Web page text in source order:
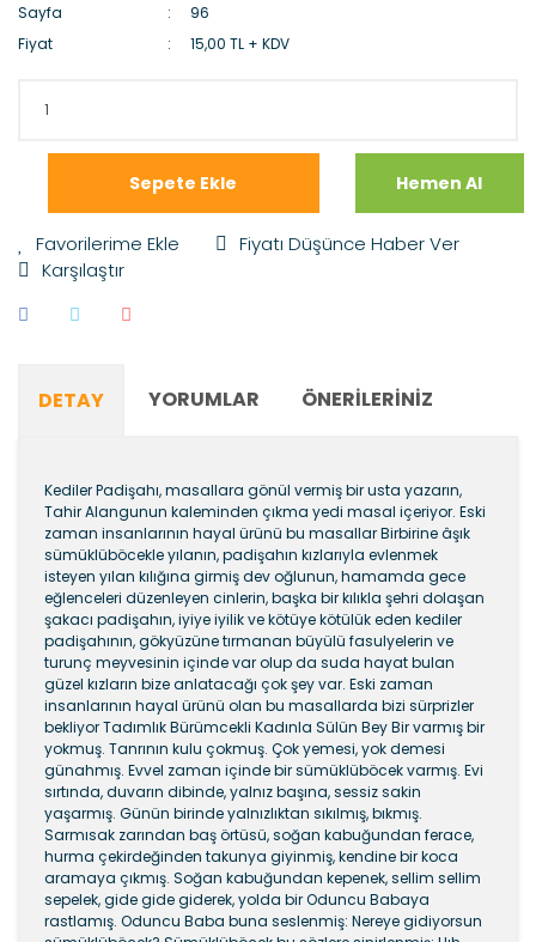
Sayfa
96
Fiyat
15,00 TL + KDV
Sepete Ekle Hemen Al
Fiyatı Düşünce Haber Ver
Karşılaştır
DETAY YORUMLAR ÖNERILERINIZ
Kediler Padişahı, masallara gönül vermiş bir usta yazarın,
Tahir Alangunun kaleminden çıkma yedi masal içeriyor. Eski
zaman insanlarının hayal ürünü bu masallar Birbirine âşık
sümüklüböcekle yılanın, padişahın kızlarıyla evlenmek
isteyen yılan kılığına girmiş dev oğlunun, hamamda gece
eğlenceleri düzenleyen cinlerin, başka bir kılıkla şehri dolaşan
şakacı padişahın, iyiye iyilik ve kötüye kötülük eden kediler
padişahının, gökyüzüne tırmanan büyülü fasulyelerin ve
turunç meyvesinin içinde var olup da suda hayat bulan
güzel kızların bize anlatacağı çok şey var. Eski zaman
insanlarının hayal ürünü olan bu masallarda bizi sürprizler
bekliyor Tadımlık Bürümcekli Kadınla Sülün Bey Bir varmış bir
yokmuş. Tanrının kulu çokmuş. Çok yemesi, yok demesi
günahmış. Evvel zaman için­de bir sümüklüböcek varmış. Evi
sırtında, duvarın dibinde, yalnız başına, sessiz sakin
yaşarmış. Günün birinde yal­nızlıktan sıkılmış, bıkmış.
Sarmısak zarından baş örtüsü, soğan kabuğundan ferace,
hurma çekirdeğinden takunya giyinmiş, kendine bir koca
aramaya çıkmış. Soğan kabu­ğundan kepenek, sellim sellim
sepelek, gide gide giderek, yolda bir Oduncu Babaya
rastlamış. Oduncu Baba buna seslenmiş: Nereye gidiyorsun